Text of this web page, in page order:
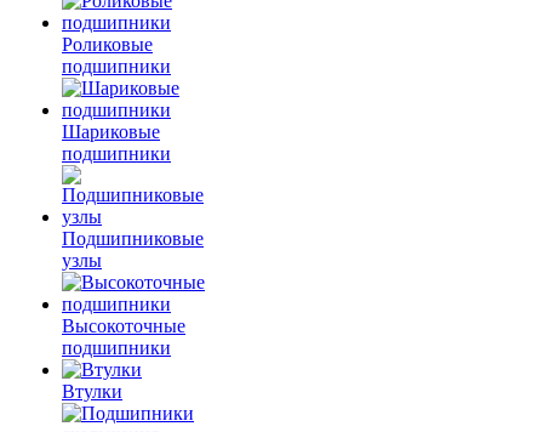
Роликовые
подшипники
Шариковые
подшипники
Подшипниковые
узлы
Высокоточные
подшипники
Втулки